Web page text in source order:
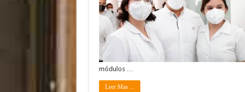
módulos …
Leer Mas ...